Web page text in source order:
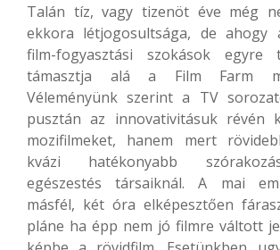
Talán tíz, vagy tizenöt éve még
ekkora létjogosultsága, de ahogy
film-fogyasztási szokások egyre
támasztja alá a Film Farm
Véleményünk szerint a TV
pusztán az innovativitásuk révén
mozifilmeket, hanem mert
kvázi hatékonyabb
egészestés társaiknál. A mai
másfél, két óra elképesztően
pláne ha épp nem jó filmre váltott